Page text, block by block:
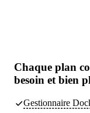
Chaque plan
besoin et bien
Gestionnaire